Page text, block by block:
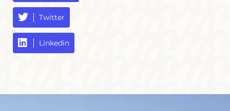
Twitter
Linkedin